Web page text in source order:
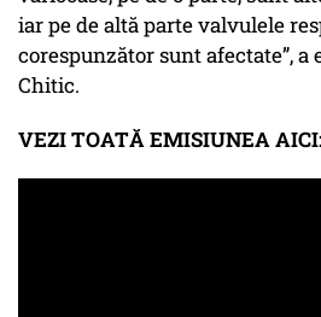
iar pe de altă parte valvulele
corespunzător sunt afectate”, a
Chitic.
VEZI TOATĂ EMISIUNEA